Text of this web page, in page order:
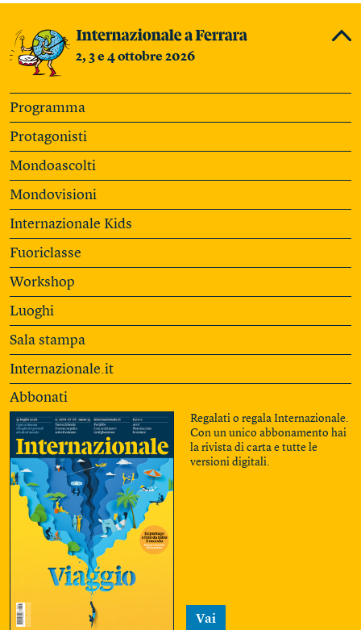
2, 3 e 4 ottobre 2026
Programma
Protagonisti
Mondoascolti
Mondovisioni
Internazionale Kids
Fuoriclasse
Workshop
Luoghi
Sala stampa
Internazionale.it
Abbonati
Regalati o regala Internazionale.
Con un unico abbonamento hai
la rivista di carta e tutte le
versioni digitali.
Vai